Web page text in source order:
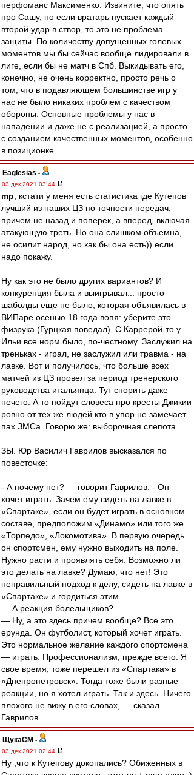
перфоманс Максименко. Извините, что опять
про Сашу, но если вратарь пускает каждый
второй удар в створ, то это не проблема
защиты. По количеству допущенных голевых
моментов мы бы сейчас вообще лидировали в
лиге, если бы не матч в Спб. Выкидывать его,
конечно, не очень корректно, просто речь о
том, что в подавляющем большинстве игр у
нас не было никаких проблем с качеством
обороны. Основные проблемы у нас в
нападении и даже не с реализацией, а просто
с созданием качественных моментов, особенно
в позиционке.
Eaglesias -
03 дек 2021 03:44
mp , кстати у меня есть статистика где Кутепов
лучший из наших ЦЗ по точности передач,
причем не назад и поперек, а вперед, включая
атакующую треть. Но она слишком объемна,
не осилит народ, но как бы она есть)) если
надо покажу.
Ну как это не было других вариантов? И
конкуренция была и выигрывал... просто
шаболды еще не было, которая объявилась в
ВИПаре осенью 18 года вопя: уберите это
физрука (Гурцкая поведал). С Каррерой-то у
Ильи все норм было, по-честному. Заслужил на
треньках - играл, не заслужил или травма - на
лавке. Вот и получилось, что больше всех
матчей из ЦЗ провел за период тренерского
руководства итальянца. Тут спорить даже
нечего. А то пойдут словеса про кресты Джикии
ровно от тех же людей кто в упор не замечает
пах ЗМСа. Говорю же: выборочная слепота.
ЗЫ. Юр Василич Гаврилов высказался по
повесточке:
- А почему нет? — говорит Гаврилов. - Он
хочет играть. Зачем ему сидеть на лавке в
«Спартаке», если он будет играть в основном
составе, предположим «Динамо» или того же
«Торпедо», «Локомотива». В первую очередь
он спортсмен, ему нужно выходить на поле.
Нужно расти и проявлять себя. Возможно ли
это делать на лавке? Думаю, что нет! Это
неправильный подход к делу, сидеть на лавке в
«Спартаке» и гордиться этим.
— А реакция болельщиков?
— Ну, а это здесь причем вообще? Все это
ерунда. Он футболист, который хочет играть.
Это нормальное желание каждого спортсмена
— играть. Профессионализм, прежде всего. Я
свое время, тоже перешел из «Спартака» в
«Днепропетровск». Тогда тоже были разные
реакции, но я хотел играть. Так и здесь. Ничего
плохого не вижу в его словах, — сказал
Гаврилов.
ЩукаСМ -
03 дек 2021 02:44
Ну ,что к Кутепову докопались? Обиженных в